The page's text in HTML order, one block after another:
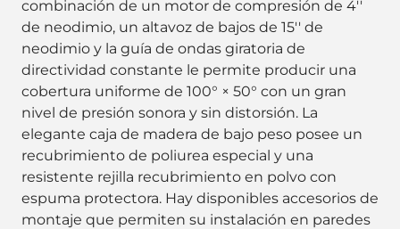
combinación de un motor de compresión de 4''
de neodimio, un altavoz de bajos de 15'' de
neodimio y la guía de ondas giratoria de
directividad constante le permite producir una
cobertura uniforme de 100° × 50° con un gran
nivel de presión sonora y sin distorsión. La
elegante caja de madera de bajo peso posee un
recubrimiento de poliurea especial y una
resistente rejilla recubrimiento en polvo con
espuma protectora. Hay disponibles accesorios de
montaje que permiten su instalación en paredes